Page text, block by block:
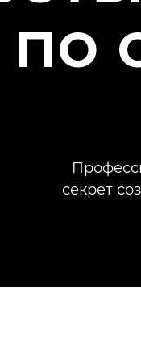
по
секрет